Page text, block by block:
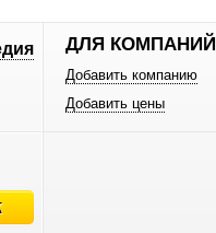
ДЛЯ КОМПАНИЙ
Добавить компанию
Добавить цены